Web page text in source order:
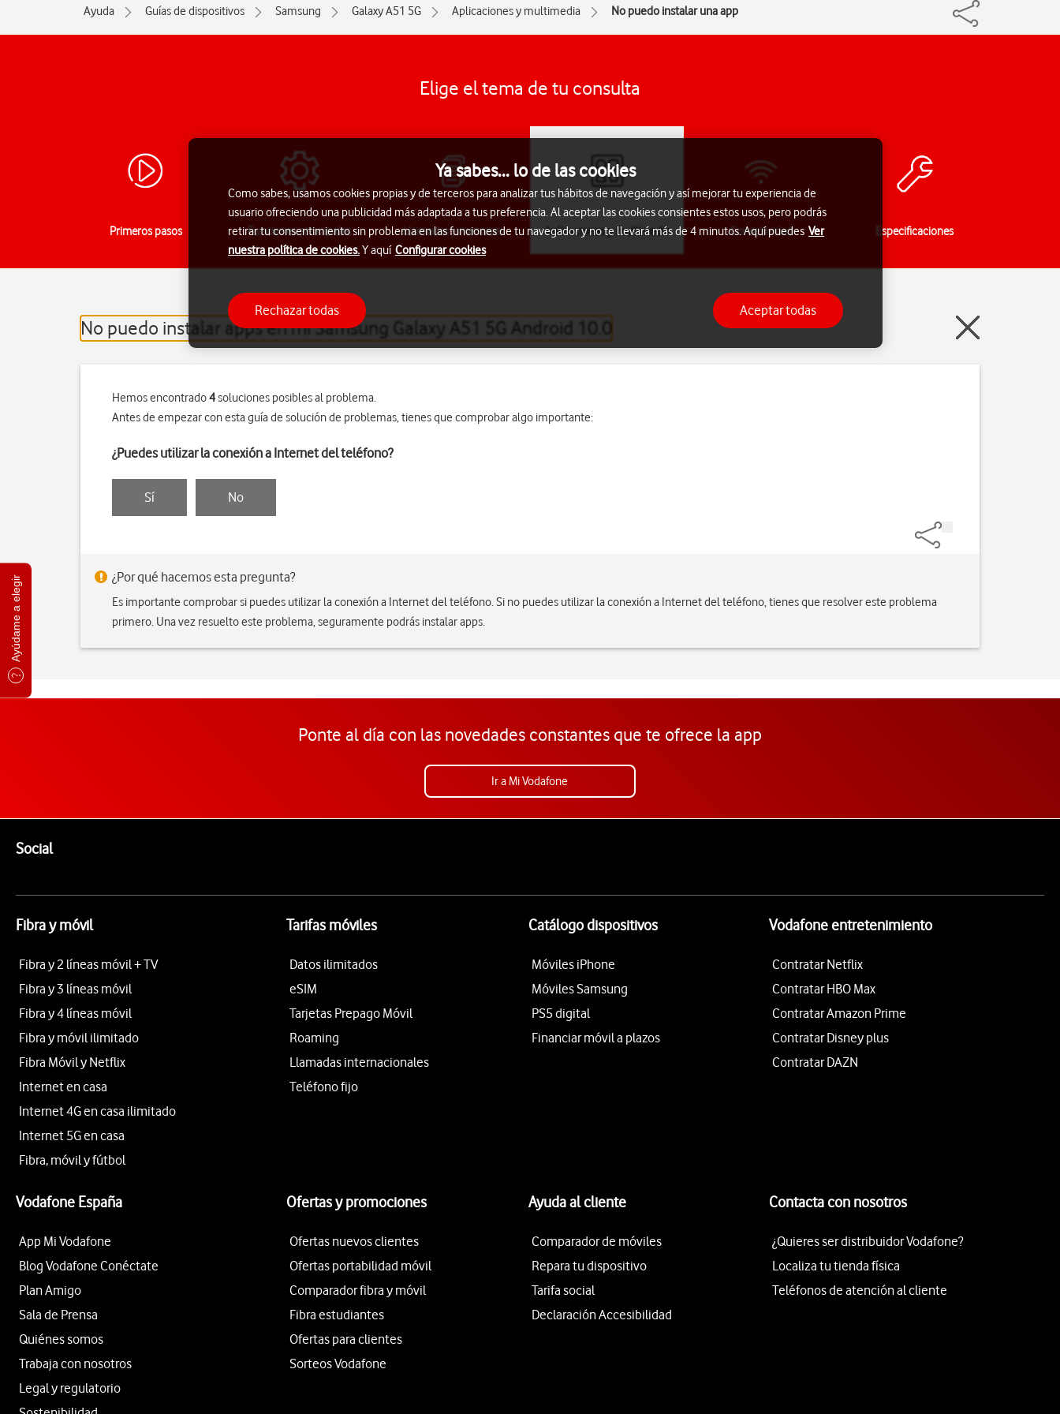
Ayúdame a elegir
Ayuda Guías de dispositivos Samsung Galaxy A51 5G Aplicaciones y multimedia No puedo instalar una app
Elige el tema de tu consulta
Primeros pasos Funciones principales Llamadas y mensajes Aplicaciones y multimedia Conectividad Especificaciones
No puedo instalar apps en mi Samsung Galaxy A51 5G Android 10.0
Hemos encontrado4soluciones posibles al problema.
Antes de empezar con esta guía de solución de problemas, tienes que comprobar algo importante:
¿Puedes utilizar la conexión a Internet del teléfono?
Sí No
¿Por qué hacemos esta pregunta?
Es importante comprobar si puedes utilizar la conexión a Internet del teléfono. Si no puedes utilizar la conexión a Internet del teléfono, tienes que resolver este problema
primero. Una vez resuelto este problema, seguramente podrás instalar apps.
Ponte al día con las novedades constantes que te ofrece la app
Ir a Mi Vodafone
SocialEnlaces a las redes sociales de Vodafone
Fibra y móvil
Fibra y 2 líneas móvil + TV
Fibra y 3 líneas móvil
Fibra y 4 líneas móvil
Fibra y móvil ilimitado
Fibra Móvil y Netflix
Internet en casa
Internet 4G en casa ilimitado
Internet 5G en casa
Fibra, móvil y fútbol
Tarifas móviles
Datos ilimitados
eSIM
Tarjetas Prepago Móvil
Roaming
Llamadas internacionales
Teléfono fijo
Catálogo dispositivos
Móviles iPhone
Móviles Samsung
PS5 digital
Financiar móvil a plazos
Vodafone entretenimiento
Contratar Netflix
Contratar HBO Max
Contratar Amazon Prime
Contratar Disney plus
Contratar DAZN
Vodafone España
App Mi Vodafone
Blog Vodafone Conéctate
Plan Amigo
Sala de Prensa
Quiénes somos
Trabaja con nosotros
Legal y regulatorio
Ofertas y promociones
Ofertas nuevos clientes
Ofertas portabilidad móvil
Comparador fibra y móvil
Fibra estudiantes
Ofertas para clientes
Sorteos Vodafone
Ayuda al cliente
Comparador de móviles
Repara tu dispositivo
Tarifa social
Declaración Accesibilidad
Contacta con nosotros
¿Quieres ser distribuidor Vodafone?
Localiza tu tienda física
Teléfonos de atención al cliente
Ya sabes... lo de las cookies
Como sabes, usamos cookies propias y de terceros para analizar tus hábitos de navegación y así mejorar tu experiencia de
usuario ofreciendo una publicidad más adaptada a tus preferencia. Al aceptar las cookies consientes estos usos, pero podrás
retirar tu consentimiento sin problema en las funciones de tu navegador y no te llevará más de 4 minutos. Aquí puedes Ver
nuestra política de cookies.Y aquí Configurar cookies
Rechazar todas Aceptar todas